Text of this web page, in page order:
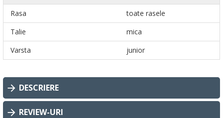
Rasa
toate rasele
Talie
mica
Varsta
junior
DESCRIERE
REVIEW-URI